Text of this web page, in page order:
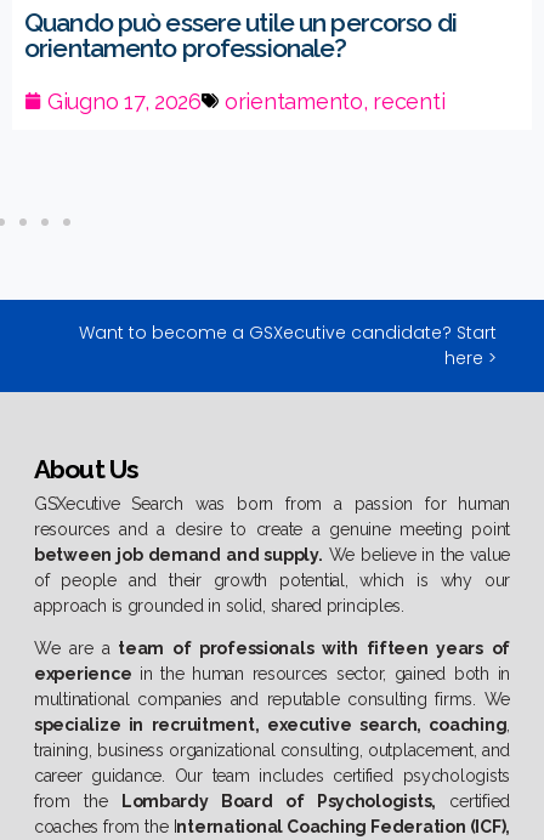
Quando può essere utile un percorso di
orientamento professionale?
Giugno 17, 2026 orientamento, recenti
Want to become a GSXecutive candidate? Start
here >
About Us
GSXecutive Search was born from a passion for human
resources and a desire to create a genuine meeting point
between job demand and supply. We believe in the value
of people and their growth potential, which is why our
approach is grounded in solid, shared principles.
We are a team of professionals with fifteen years of
experience in the human resources sector, gained both in
multinational companies and reputable consulting firms. We
specialize in recruitment, executive search, coaching
training, business organizational consulting, outplacement, and
career guidance. Our team includes certified psychologists
from the Lombardy Board of Psychologists, certified
coaches from the International Coaching Federation (ICF),